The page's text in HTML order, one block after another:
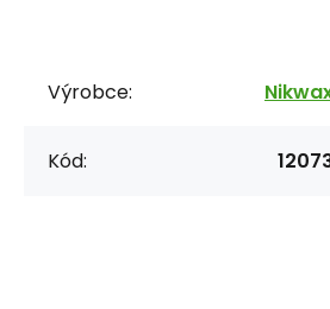
Výrobce:
Kód: